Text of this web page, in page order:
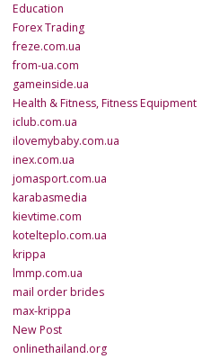
Education
Forex Trading
freze.com.ua
from-ua.com
gameinside.ua
Health & Fitness, Fitness Equipment
iclub.com.ua
ilovemybaby.com.ua
inex.com.ua
jomasport.com.ua
karabasmedia
kievtime.com
kotelteplo.com.ua
krippa
lmmp.com.ua
mail order brides
max-krippa
New Post
onlinethailand.org